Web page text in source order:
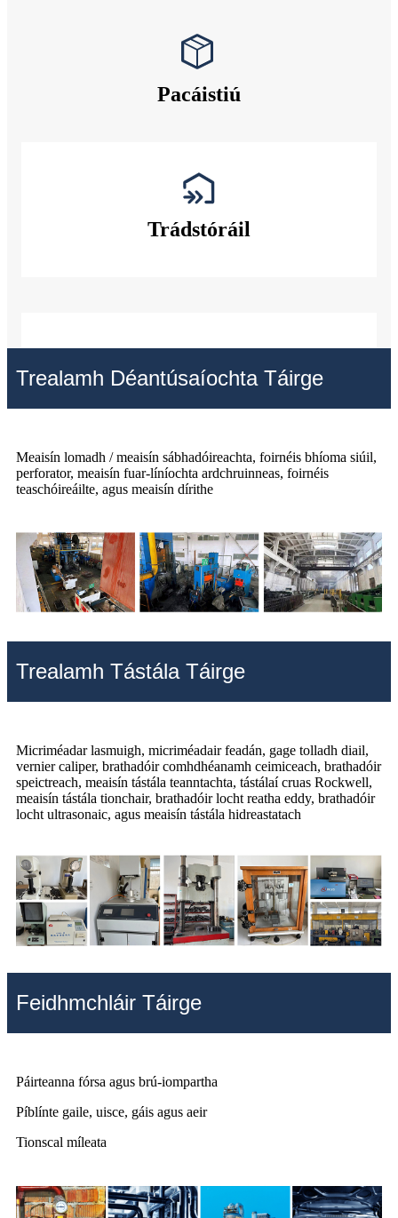
Pacáistiú
Trádstóráil
Trealamh Déantúsaíochta Táirge
Meaisín lomadh / meaisín sábhadóireachta, foirnéis bhíoma siúil,
perforator, meaisín fuar-líníochta ardchruinneas, foirnéis
teaschóireáilte, agus meaisín dírithe
Trealamh Tástála Táirge
Micriméadar lasmuigh, micriméadair feadán, gage tolladh diail,
vernier caliper, brathadóir comhdhéanamh ceimiceach, brathadóir
speictreach, meaisín tástála teanntachta, tástálaí cruas Rockwell,
meaisín tástála tionchair, brathadóir locht reatha eddy, brathadóir
locht ultrasonaic, agus meaisín tástála hidreastatach
Feidhmchláir Táirge
Páirteanna fórsa agus brú-iompartha
Píblínte gaile, uisce, gáis agus aeir
Tionscal míleata